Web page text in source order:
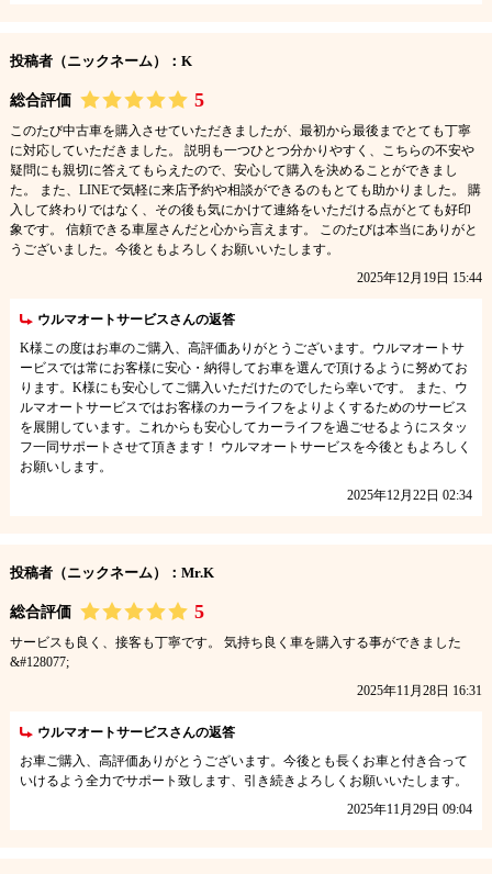
投稿者（ニックネーム）：K
総合評価 5
このたび中古車を購入させていただきましたが、最初から最後までとても丁寧
に対応していただきました。 説明も一つひとつ分かりやすく、こちらの不安や
疑問にも親切に答えてもらえたので、安心して購入を決めることができまし
た。 また、LINEで気軽に来店予約や相談ができるのもとても助かりました。 購
入して終わりではなく、その後も気にかけて連絡をいただける点がとても好印
象です。 信頼できる車屋さんだと心から言えます。 このたびは本当にありがと
うございました。今後ともよろしくお願いいたします。
2025年12月19日 15:44
ウルマオートサービスさんの返答
K様この度はお車のご購入、高評価ありがとうございます。ウルマオートサ
ービスでは常にお客様に安心・納得してお車を選んで頂けるように努めてお
ります。K様にも安心してご購入いただけたのでしたら幸いです。 また、ウ
ルマオートサービスではお客様のカーライフをよりよくするためのサービス
を展開しています。これからも安心してカーライフを過ごせるようにスタッ
フ一同サポートさせて頂きます！ ウルマオートサービスを今後ともよろしく
お願いします。
2025年12月22日 02:34
投稿者（ニックネーム）：Mr.K
総合評価 5
サービスも良く、接客も丁寧です。 気持ち良く車を購入する事ができました
&#128077;
2025年11月28日 16:31
ウルマオートサービスさんの返答
お車ご購入、高評価ありがとうございます。今後とも長くお車と付き合って
いけるよう全力でサポート致します、引き続きよろしくお願いいたします。
2025年11月29日 09:04